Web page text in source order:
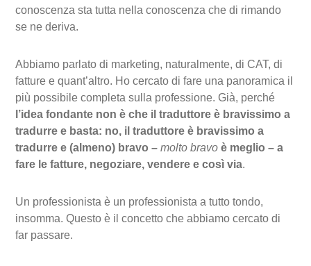
conoscenza sta tutta nella conoscenza che di rimando
se ne deriva.
Abbiamo parlato di marketing, naturalmente, di CAT, di
fatture e quant’altro. Ho cercato di fare una panoramica il
più possibile completa sulla professione. Già, perché
l’idea fondante non è che il traduttore è bravissimo a
tradurre e basta: no, il traduttore è bravissimo a
tradurre e (almeno) bravo –molto bravo è meglio – a
fare le fatture, negoziare, vendere e così via.
Un professionista è un professionista a tutto tondo,
insomma. Questo è il concetto che abbiamo cercato di
far passare.